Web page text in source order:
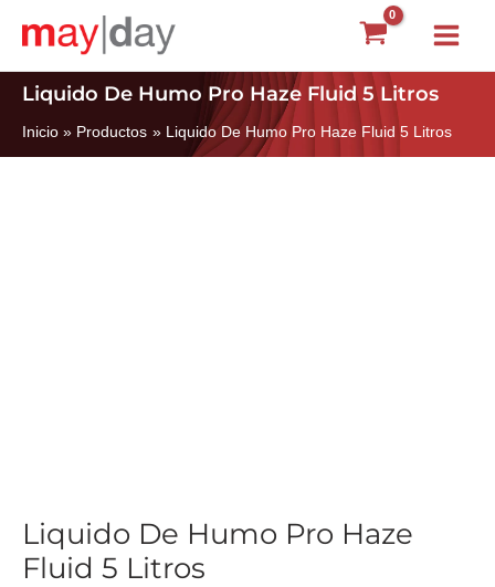
contenido
Main
Menu
Liquido De Humo Pro Haze Fluid 5 Litros
Inicio Productos Liquido De Humo Pro Haze Fluid 5 Litros
Liquido De Humo Pro Haze
Fluid 5 Litros